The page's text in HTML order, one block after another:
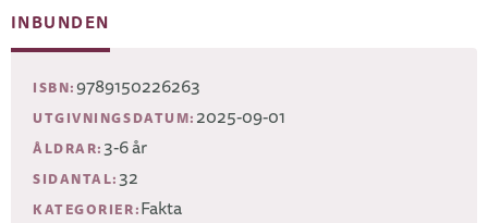
INBUNDEN
ISBN:9789150226263
UTGIVNINGSDATUM: 2025-09-01
ÅLDRAR:3-6 år
SIDANTAL:32
KATEGORIER:Fakta